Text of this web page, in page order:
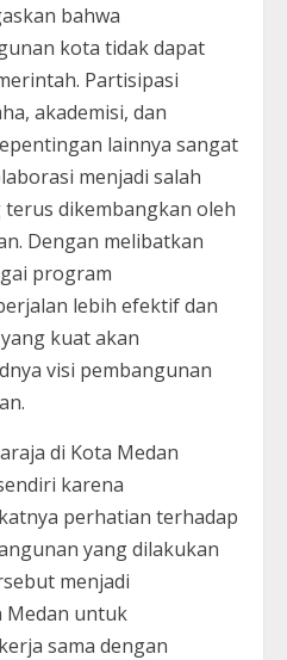
bahwa
kota tidak dapat
Partisipasi
akademisi, dan
lainnya sangat
menjadi salah
dikembangkan oleh
Dengan melibatkan
program
lebih efektif dan
kuat akan
visi pembangunan
di Kota Medan
karena
perhatian terhadap
yang dilakukan
menjadi
Medan untuk
sama dengan